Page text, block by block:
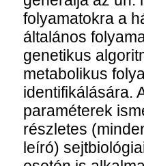
folyamatokra a
általános
genetikus
metabolikus
identifikálására.
paraméterek
részletes
leíró)